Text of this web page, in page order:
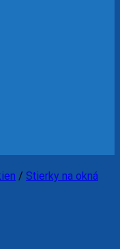
/ Stierky na okná